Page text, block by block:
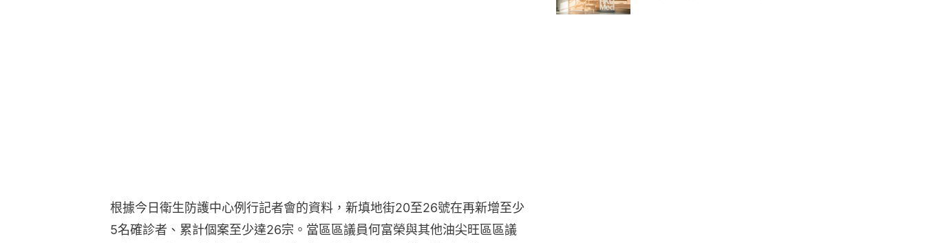
根據今日衛生防護中心例行記者會的資料，新填地街20至26號在再新增至少
5名確診者、累計個案至少達26宗。當區區議員何富榮與其他油尖旺區區議